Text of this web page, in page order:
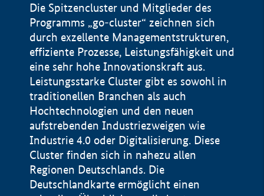
Die Spitzencluster und Mitglieder des
Programms „go-cluster“ zeichnen sich
durch exzellente Managementstrukturen,
effiziente Prozesse, Leistungsfähigkeit und
eine sehr hohe Innovationskraft aus.
Leistungsstarke Cluster gibt es sowohl in
traditionellen Branchen als auch
Hochtechnologien und den neuen
aufstrebenden Industriezweigen wie
Industrie 4.0 oder Digitalisierung. Diese
Cluster finden sich in nahezu allen
Regionen Deutschlands. Die
Deutschlandkarte ermöglicht einen